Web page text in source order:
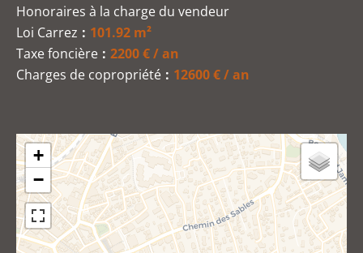
Honoraires à la charge du vendeur
Loi Carrez
101.92 m²
Taxe foncière
2200 € / an
Charges de copropriété
12600 € / an
+
−